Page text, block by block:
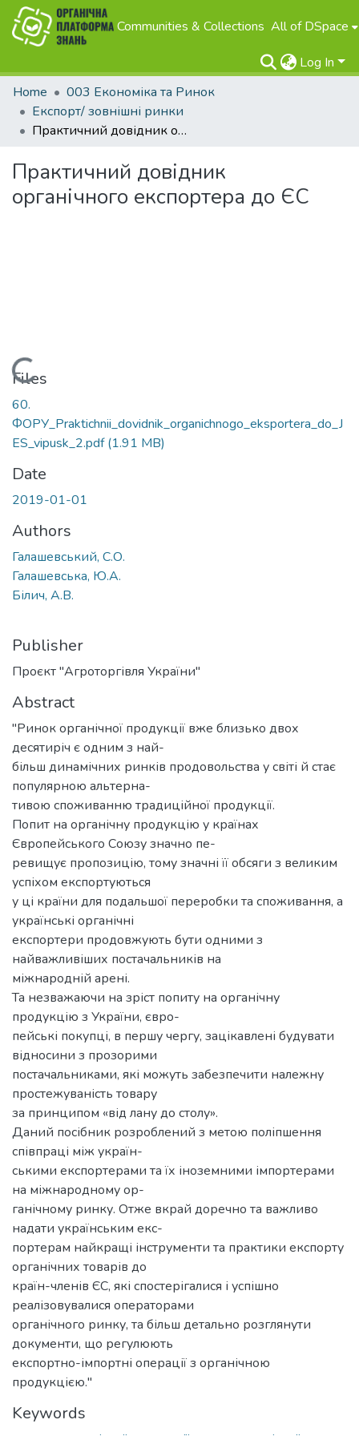
Communities & Collections All of DSpace
Log In
Home
003 Економіка та Ринок
Експорт/ зовнішні ринки
Практичний довідник органічного експортера до ЄС
Практичний довідник
органічного експортера до ЄС
Loading...
Files
60.
ФОРУ_Praktichnii_dovidnik_organichnogo_eksportera_do_J
ES_vipusk_2.pdf(1.91 MB)
Date
2019-01-01
Authors
Галашевський, С.О.
Галашевська, Ю.А.
Білич, А.В.
Publisher
Проєкт "Агроторгівля України"
Abstract
"Ринок органічної продукції вже близько двох
десятиріч є одним з най-
більш динамічних ринків продовольства у світі й стає
популярною альтерна-
тивою споживанню традиційної продукції.
Попит на органічну продукцію у країнах
Європейського Союзу значно пе-
ревищує пропозицію, тому значні її обсяги з великим
успіхом експортуються
у ці країни для подальшої переробки та споживання, а
українські органічні
експортери продовжують бути одними з
найважливіших постачальників на
міжнародній арені.
Та незважаючи на зріст попиту на органічну
продукцію з України, євро-
пейські покупці, в першу чергу, зацікавлені будувати
відносини з прозорими
постачальниками, які можуть забезпечити належну
простежуваність товару
за принципом «від лану до столу».
Даний посібник розроблений з метою поліпшення
співпраці між україн-
ськими експортерами та їх іноземними імпортерами
на міжнародному ор-
ганічному ринку. Отже вкрай доречно та важливо
надати українським екс-
портерам найкращі інструменти та практики експорту
органічних товарів до
країн-членів ЄС, які спостерігалися і успішно
реалізовувалися операторами
органічного ринку, та більш детально розглянути
документи, що регулюють
експортно-імпортні операції з органічною
продукцією."
Keywords